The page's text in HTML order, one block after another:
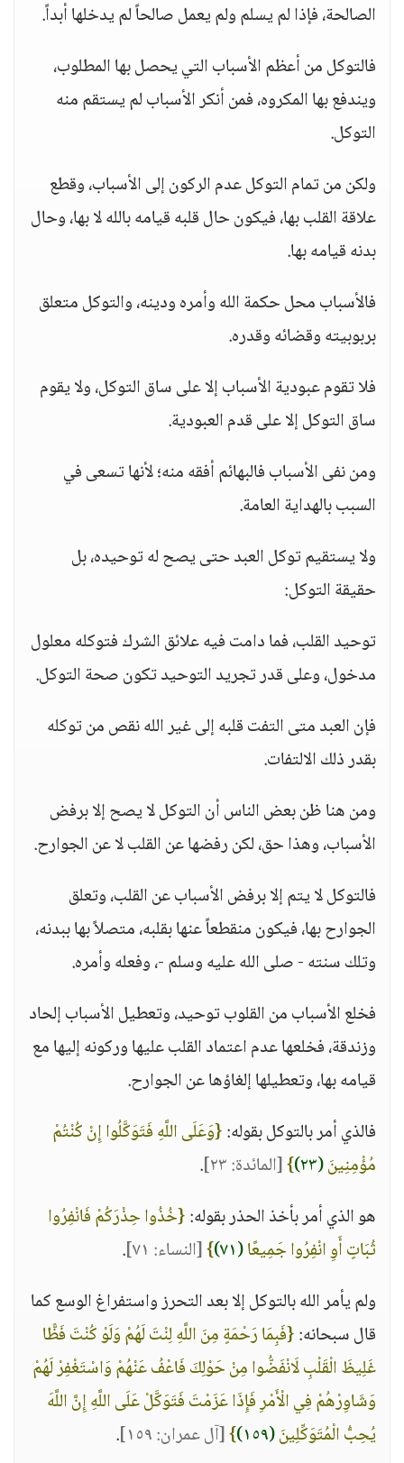
الصالحة، فإذا لم يسلم ولم يعمل صالحاً لم يدخلها أبداً.
فالتوكل من أعظم الأسباب التي يحصل بها المطلوب،
ويندفع بها المكروه، فمن أنكر الأسباب لم يستقم منه
التوكل.
ولكن من تمام التوكل عدم الركون إلى الأسباب، وقطع
علاقة القلب بها، فيكون حال قلبه قيامه بالله لا بها، وحال
بدنه قيامه بها.
فالأسباب محل حكمة الله وأمره ودينه، والتوكل متعلق
بربوبيته وقضائه وقدره.
فلا تقوم عبودية الأسباب إلا على ساق التوكل، ولا يقوم
ساق التوكل إلا على قدم العبودية.
ومن نفى الأسباب فالبهائم أفقه منه؛ لأنها تسعى في
السبب بالهداية العامة.
ولا يستقيم توكل العبد حتى يصح له توحيده، بل
حقيقة التوكل:
توحيد القلب، فما دامت فيه علائق الشرك فتوكله معلول
مدخول، وعلى قدر تجريد التوحيد تكون صحة التوكل.
فإن العبد متى التفت قلبه إلى غير الله نقص من توكله
بقدر ذلك الالتفات.
ومن هنا ظن بعض الناس أن التوكل لا يصح إلا برفض
الأسباب، وهذا حق، لكن رفضها عن القلب لا عن الجوارح.
فالتوكل لا يتم إلا برفض الأسباب عن القلب، وتعلق
الجوارح بها، فيكون منقطعاً عنها بقلبه، متصلاً بها ببدنه،
وتلك سنته - صلى الله عليه وسلم -، وفعله وأمره.
فخلع الأسباب من القلوب توحيد، وتعطيل الأسباب إلحاد
وزندقة، فخلعها عدم اعتماد القلب عليها وركونه إليها مع
قيامه بها، وتعطيلها إلغاؤها عن الجوارح.
فالذي أمر بالتوكل بقوله:{وَعَلَى اللَّهِ فَتَوَكَّلُوا إِنْ كُنْتُمْ
مُؤْمِنِينَ(٢٣) }[المائدة: ٢٣]
.
هو الذي أمر بأخذ الحذر بقوله:{خُذُوا حِذْرَكُمْ فَانْفِرُوا
ثُبَاتٍ أَوِ انْفِرُوا جَمِيعًا(٧١) }[النساء: ٧١]
.
ولم يأمر الله بالتوكل إلا بعد التحرز واستفراغ الوسع كما
قال سبحانه:{فَبِمَا رَحْمَةٍ مِنَ اللَّهِ لِنْتَ لَهُمْ وَلَوْ كُنْتَ فَظًّا
غَلِيظَ الْقَلْبِ لَانْفَضُّوا مِنْ حَوْلِكَ فَاعْفُ عَنْهُمْ وَاسْتَغْفِرْ لَهُمْ
وَشَاوِرْهُمْ فِي الْأَمْرِ فَإِذَا عَزَمْتَ فَتَوَكَّلْ عَلَى اللَّهِ إِنَّ اللَّهَ
يُحِبُّ الْمُتَوَكِّلِينَ(١٥٩) }[آل عمران: ١٥٩] .